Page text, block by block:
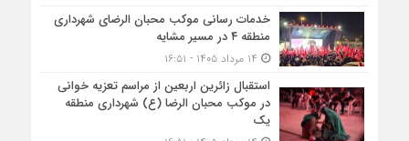
خدمات رسانی موکب محبان الرضای شهرداری
منطقه ۴ در مسیر مشایه
استقبال زائرین اربعین از مراسم تعزیه خوانی
در موکب محبان الرضا (ع) شهرداری منطقه
یک